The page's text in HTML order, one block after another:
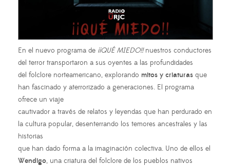
En el nuevo programa de ¡¡QUÉ MIEDO!!nuestros conductores
del terror transportaron a sus oyentes a las profundidades
del folclore norteamericano, explorando mitos y criaturas que
han fascinado y aterrorizado a generaciones. El programa
ofrece un viaje
cautivador a través de relatos y leyendas que han perdurado en
la cultura popular, desenterrando los temores ancestrales y las
historias
que han dado forma a la imaginación colectiva. Uno de ellos el
Wendigo, una criatura del folclore de los pueblos nativos